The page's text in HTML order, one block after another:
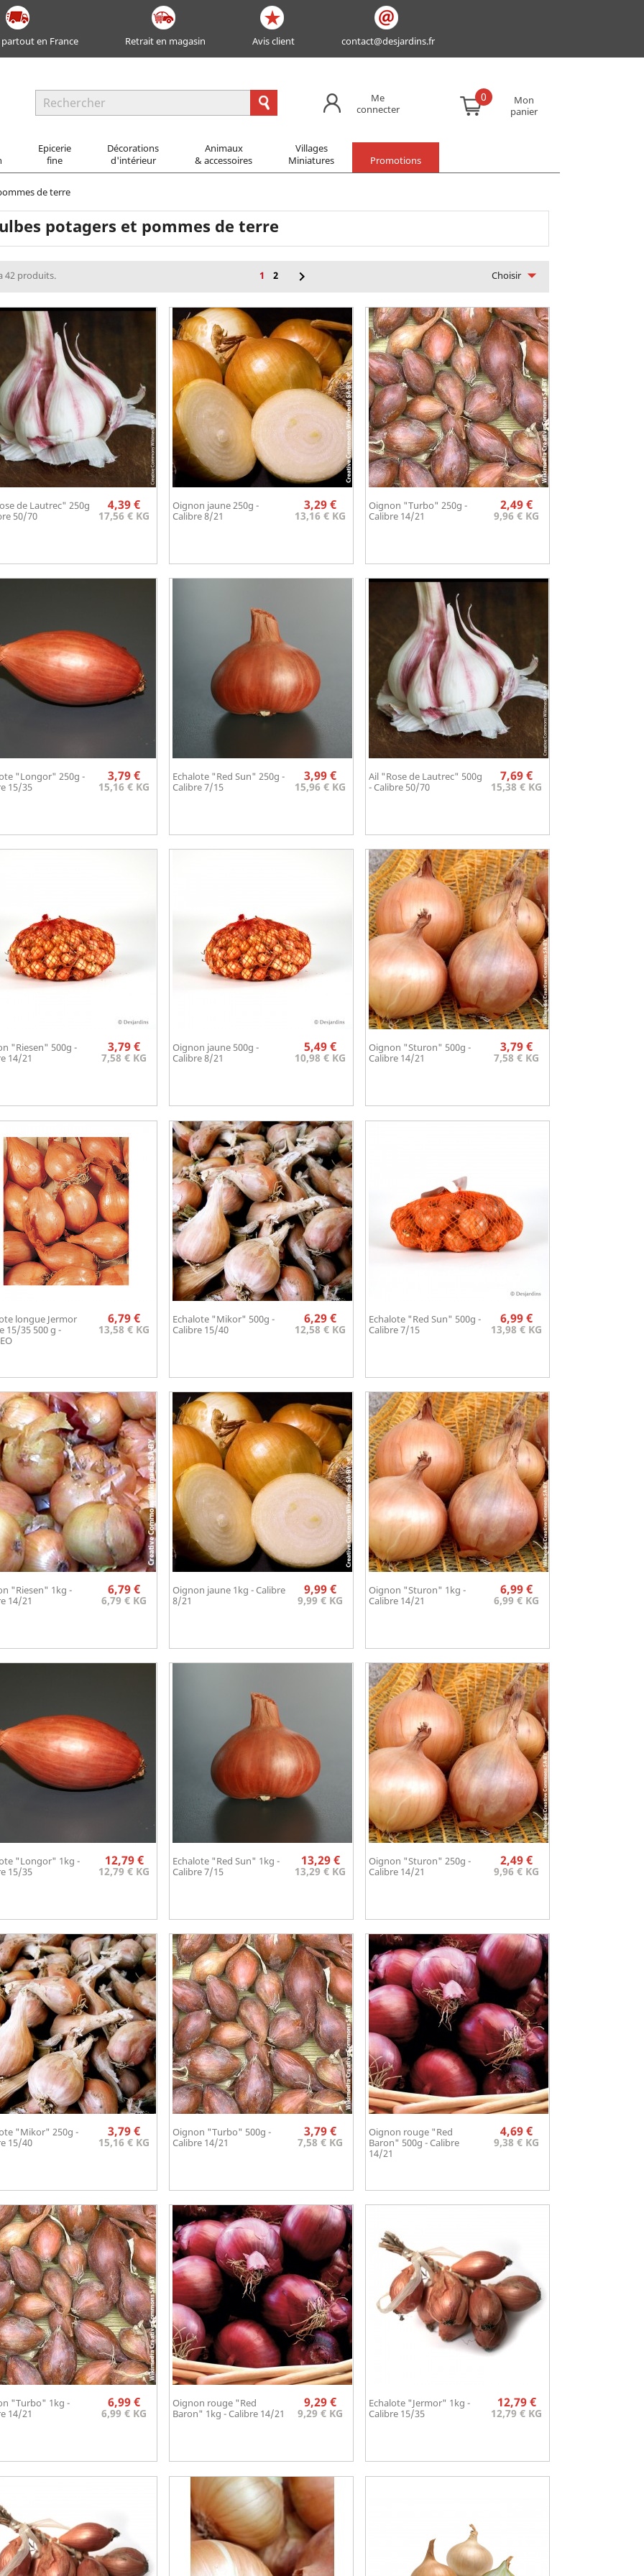
en France Retrait en magasin Avis client contact@desjardins.fr
Me
connecter
0
Mon
panier
Epicerie
fine
Décorations
d'intérieur
Animaux
& accessoires
Villages
Miniatures
Promotions
de terre
potagers et pommes de terre
42 produits. 1 2  Choisir
de Lautrec" 250g
50/70
Prix
4,39 €
17,56 € KG
Aperçu rapide
Oignon jaune 250g -
Calibre 8/21
Prix
3,29 €
13,16 € KG
 Aperçu rapide
Oignon "Turbo" 250g -
Calibre 14/21
Prix
2,49 €
9,96 € KG
 Aperçu rapide
"Longor" 250g -
15/35
Prix
3,79 €
15,16 € KG
 Aperçu rapide
Echalote "Red Sun" 250g -
Calibre 7/15
Prix
3,99 €
15,96 € KG
 Aperçu rapide
Ail "Rose de Lautrec" 500g
- Calibre 50/70
Prix
7,69 €
15,38 € KG
Aperçu rapide
"Riesen" 500g -
14/21
Prix
3,79 €
7,58 € KG
 Aperçu rapide
Oignon jaune 500g -
Calibre 8/21
Prix
5,49 €
10,98 € KG
 Aperçu rapide
Oignon "Sturon" 500g -
Calibre 14/21
Prix
3,79 €
7,58 € KG
 Aperçu rapide
longue Jermor
15/35 500 g -
Prix
6,79 €
13,58 € KG
Aperçu rapide
Echalote "Mikor" 500g -
Calibre 15/40
Prix
6,29 €
12,58 € KG
 Aperçu rapide
Echalote "Red Sun" 500g -
Calibre 7/15
Prix
6,99 €
13,98 € KG
 Aperçu rapide
"Riesen" 1kg -
14/21
Prix
6,79 €
6,79 € KG
 Aperçu rapide
Oignon jaune 1kg - Calibre
8/21
Prix
9,99 €
9,99 € KG
Aperçu rapide
Oignon "Sturon" 1kg -
Calibre 14/21
Prix
6,99 €
6,99 € KG
 Aperçu rapide
"Longor" 1kg -
15/35
Prix
12,79 €
12,79 € KG
 Aperçu rapide
Echalote "Red Sun" 1kg -
Calibre 7/15
Prix
13,29 €
13,29 € KG
 Aperçu rapide
Oignon "Sturon" 250g -
Calibre 14/21
Prix
2,49 €
9,96 € KG
 Aperçu rapide
"Mikor" 250g -
15/40
Prix
3,79 €
15,16 € KG
 Aperçu rapide
Oignon "Turbo" 500g -
Calibre 14/21
Prix
3,79 €
7,58 € KG
 Aperçu rapide
Oignon rouge "Red
Baron" 500g - Calibre
14/21
Prix
4,69 €
9,38 € KG
Aperçu rapide
"Turbo" 1kg -
14/21
Prix
6,99 €
6,99 € KG
 Aperçu rapide
Oignon rouge "Red
Baron" 1kg - Calibre 14/21
Prix
9,29 €
9,29 € KG
Aperçu rapide
Echalote "Jermor" 1kg -
Calibre 15/35
Prix
12,79 €
12,79 € KG
 Aperçu rapide